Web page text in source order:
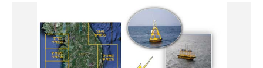
압부(TD)가 북상하면서 서해안과 남해안에서는 만조시
해일이 발생할 가능성이 있으니, 해안 저지대에서는 시설
물관리와 안전사고에 주의해야 한다. 현재 오키나와 서남
서쪽 60km해상에 위치한 열대저압부(TD)는 북상하면
사이에 태풍으로 발달할 가능성이 높다. 27일(금) 현재,
이 열대저압부가 북상하면서 밀려 올라온 따뜻한 수증기
가 우리나라에 머물고 있는 고기압에 부딪혀 남해상에서
비구름이 발달하여 제주도와 남해안, 지리산 부근에서는